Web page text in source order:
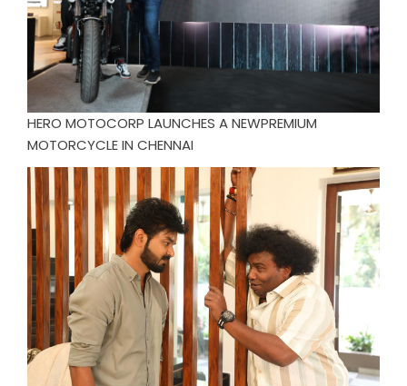
HERO MOTOCORP LAUNCHES A NEWPREMIUM
MOTORCYCLE IN CHENNAI